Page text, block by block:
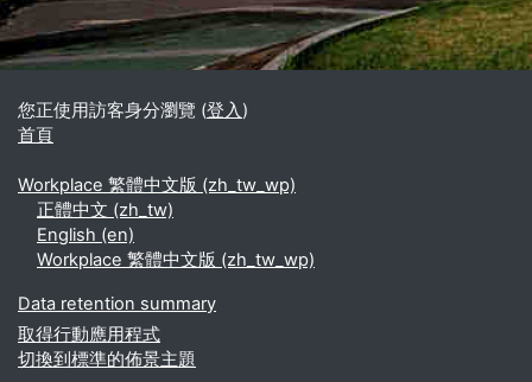
您正使用訪客身分瀏覽 (登入)
首頁
Workplace 繁體中文版 ‎(zh_tw_wp)‎
正體中文 ‎(zh_tw)‎
English ‎(en)‎
Workplace 繁體中文版 ‎(zh_tw_wp)‎
Data retention summary
取得行動應用程式
切換到標準的佈景主題